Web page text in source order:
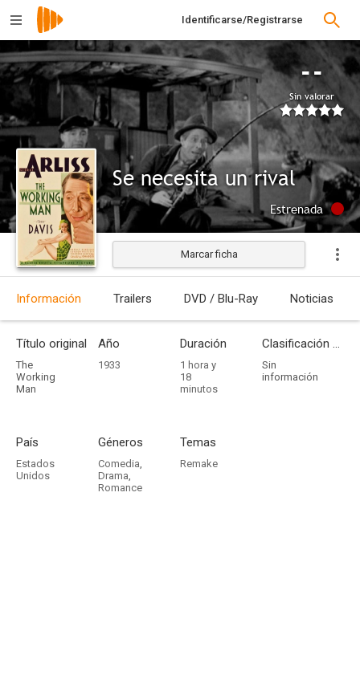
Identificarse/Registrarse
--
Sin valorar
Se necesita un rival
Estrenada
Marcar ficha
Información Trailers DVD / Blu-Ray Noticias
Título original
The
Working
Man
Año
1933
Duración
1 hora y
18
minutos
Clasificación por edades
Sin
información
País
Estados
Unidos
Géneros
Comedia,
Drama,
Romance
Temas
Remake